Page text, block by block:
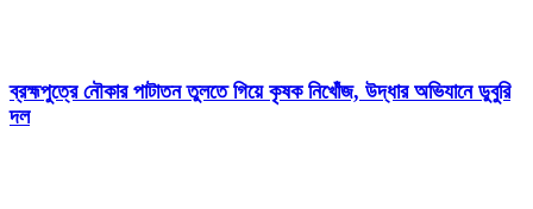
ব্রহ্মপুত্রে নৌকার পাটাতন তুলতে গিয়ে কৃষক নিখোঁজ, উদ্ধার অভিযানে ডুবুরি
দল